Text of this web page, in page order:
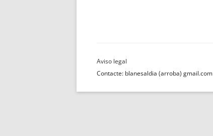
Contacte: blanesaldia (arroba) gmail.com